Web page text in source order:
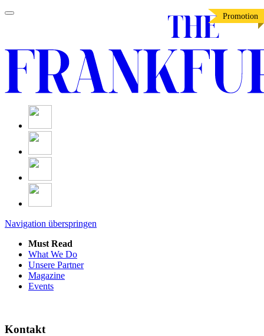
Navigation überspringen
Must Read
What We Do
Unsere Partner
Magazine
Events
Kontakt
Promotion